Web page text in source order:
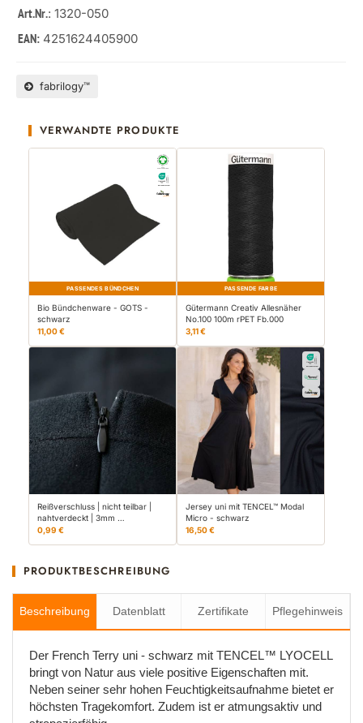
Art.Nr.: 1320-050
EAN: 4251624405900
fabrilogy™
VERWANDTE PRODUKTE
PASSENDES BÜNDCHEN
Bio Bündchenware - GOTS -
schwarz
11,00 €
PASSENDE FARBE
Gütermann Creativ Allesnäher
No.100 100m rPET Fb.000
3,11 €
Reißverschluss | nicht teilbar |
nahtverdeckt | 3mm …
0,99 €
Jersey uni mit TENCEL™ Modal
Micro - schwarz
16,50 €
PRODUKTBESCHREIBUNG
Beschreibung Datenblatt Zertifikate Pflegehinweis
Der French Terry uni - schwarz mit TENCEL™ LYOCELL
bringt von Natur aus viele positive Eigenschaften mit.
Neben seiner sehr hohen Feuchtigkeitsaufnahme bietet er
höchsten Tragekomfort. Zudem ist er atmungsaktiv und